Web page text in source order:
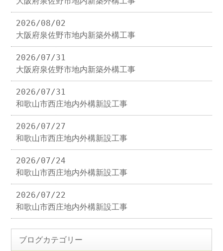
2026/08/02
大阪府泉佐野市地内新築外構工事
2026/07/31
大阪府泉佐野市地内新築外構工事
2026/07/31
和歌山市西庄地内外構新設工事
2026/07/27
和歌山市西庄地内外構新設工事
2026/07/24
和歌山市西庄地内外構新設工事
2026/07/22
和歌山市西庄地内外構新設工事
ブログカテゴリー